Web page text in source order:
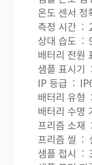
온도 센서
측정 시간 :
상대 습도 :
배터리 전원
샘플 표시
IP 등급 :
배터리 유
배터리 수명
프리즘 소재
프리즘 씰 :
샘플 접시 :